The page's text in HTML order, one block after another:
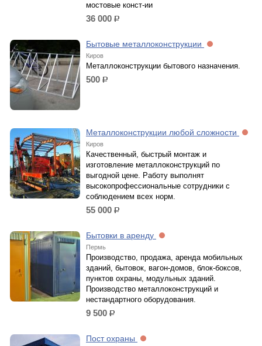
мостовые конст-ии
36 000 р.
Бытовые металлоконструкции
Киров
Металлоконструкции бытового назначения.
500 р.
Металлоконструкции любой сложности
Киров
Качественный, быстрый монтаж и
изготовление металлоконструкций по
выгодной цене. Работу выполнят
высокопрофессиональные сотрудники с
соблюдением всех норм.
55 000 р.
Бытовки в аренду
Пермь
Производство, продажа, аренда мобильных
зданий, бытовок, вагон-домов, блок-боксов,
пунктов охраны, модульных зданий.
Производство металлоконструкций и
нестандартного оборудования.
9 500 р.
Пост охраны